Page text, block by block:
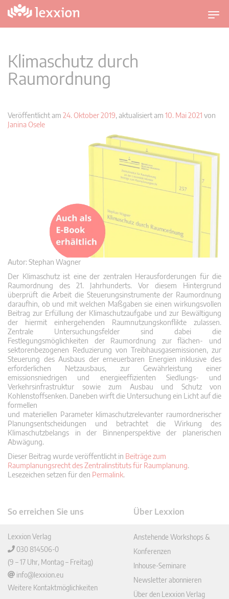
U
m
n
i
Klimaschutz durch
Raumordnung
Veröffentlicht am 24. Oktober 2019, aktualisiert am 10. Mai 2021 von
Janina Osele
Autor: Stephan Wagner
Der Klimaschutz ist eine der zentralen Herausforderungen für die
Raumordnung des 21. Jahrhunderts. Vor diesem Hintergrund
überprüft die Arbeit die Steuerungsinstrumente der Raumordnung
daraufhin, ob und mit welchen Maßgaben sie einen wirkungsvollen
Beitrag zur Erfüllung der Klimaschutzaufgabe und zur Bewältigung
der hiermit einhergehenden Raumnutzungskonflikte zulassen.
Zentrale Untersuchungsfelder sind dabei die
Festlegungsmöglichkeiten der Raumordnung zur flächen- und
sektorenbezogenen Reduzierung von Treibhausgasemissionen, zur
Steuerung des Ausbaus der erneuerbaren Energien inklusive des
erforderlichen Netzausbaus, zur Gewährleistung einer
emissionsniedrigen und energieeffizienten Siedlungs- und
Verkehrsinfrastruktur sowie zum Ausbau und Schutz von
Kohlenstoffsenken. Daneben wirft die Untersuchung ein Licht auf die
formellen
und materiellen Parameter klimaschutzrelevanter raumordnerischer
Planungsentscheidungen und betrachtet die Wirkung des
Klimaschutzbelangs in der Binnenperspektive der planerischen
Abwägung.
Dieser Beitrag wurde veröffentlicht in Beiträge zum
Raumplanungsrecht des Zentralinstituts für Raumplanung.
Lesezeichen setzen für den Permalink.
So erreichen Sie uns
Lexxion Verlag
030 814506-0
(9 – 17 Uhr, Montag – Freitag)
info@lexxion.eu
Weitere Kontaktmöglichkeiten
Über Lexxion
Anstehende Workshops &
Konferenzen
Inhouse-Seminare
Newsletter abonnieren
Über den Lexxion Verlag